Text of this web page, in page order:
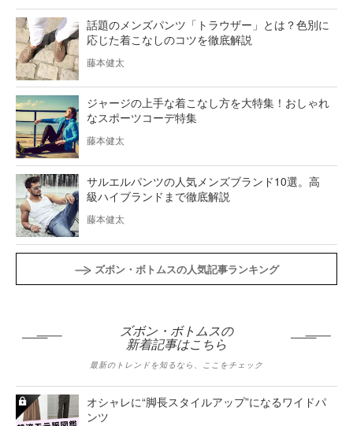
話題のメンズパンツ「トラウザー」とは？色別に
応じた着こなしのコツを徹底解説
藤本健太
ジャージの上手な着こなし方を大特集！おしゃれ
なスポーツコーデ特集
藤本健太
サルエルパンツの人気メンズブランド10選。高
級ハイブランドまで徹底解説
藤本健太
ズボン・ボトムスの人気記事ランキング
ズボン・ボトムスの
新着記事はこちら
最新のトレンドを知るなら、ここをチェック
オシャレに“脚長スタイルアップ”になるワイドパ
ンツ